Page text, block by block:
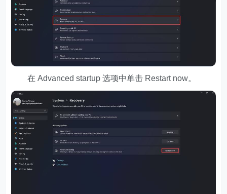
在 Advanced startup 选项中单击 Restart now。